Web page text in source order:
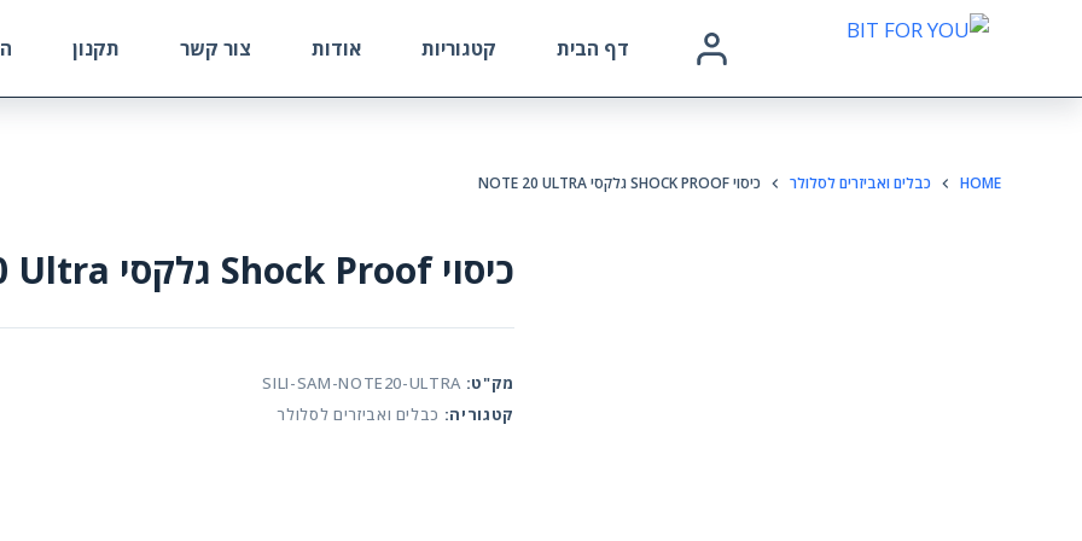
דף הבית קטגוריות אודות צור קשר תקנון
HOME כבלים ואביזרים לסלולר כיסוי SHOCK PROOF גלקסי NOTE 20 ULTRA
כיסוי Shock Proof גלקסי NOTE 20 Ultra
מק"ט: SILI-SAM-NOTE20-ULTRA
קטגוריה: כבלים ואביזרים לסלולר